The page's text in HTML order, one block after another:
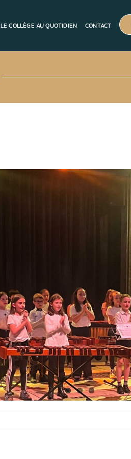
LE COLLÈGE AU QUOTIDIEN CONTACT